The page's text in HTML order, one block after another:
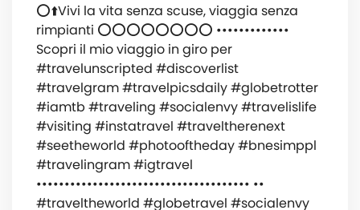
⭕️⬆️Vivi la vita senza scuse, viaggia senza
rimpianti ⭕️⭕️⭕️⭕️⭕️⭕️⭕️⭕️ •••••••••••••
‍️Scopri il mio viaggio in giro per
#travelunscripted #discoverlist
#travelgram #travelpicsdaily #globetrotter
#iamtb #traveling #socialenvy #travelislife
#visiting #instatravel #traveltherenext
#seetheworld #photooftheday #bnesimppl
#travelingram #igtravel
•••••••••••••••••••••••••••••••••••••• ••
#traveltheworld #globetravel #socialenvy